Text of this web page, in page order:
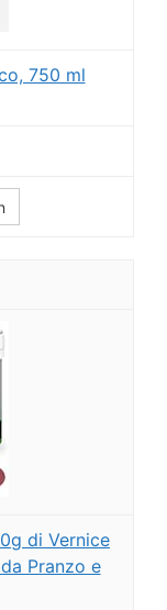
750 ml
di Vernice
Pranzo e